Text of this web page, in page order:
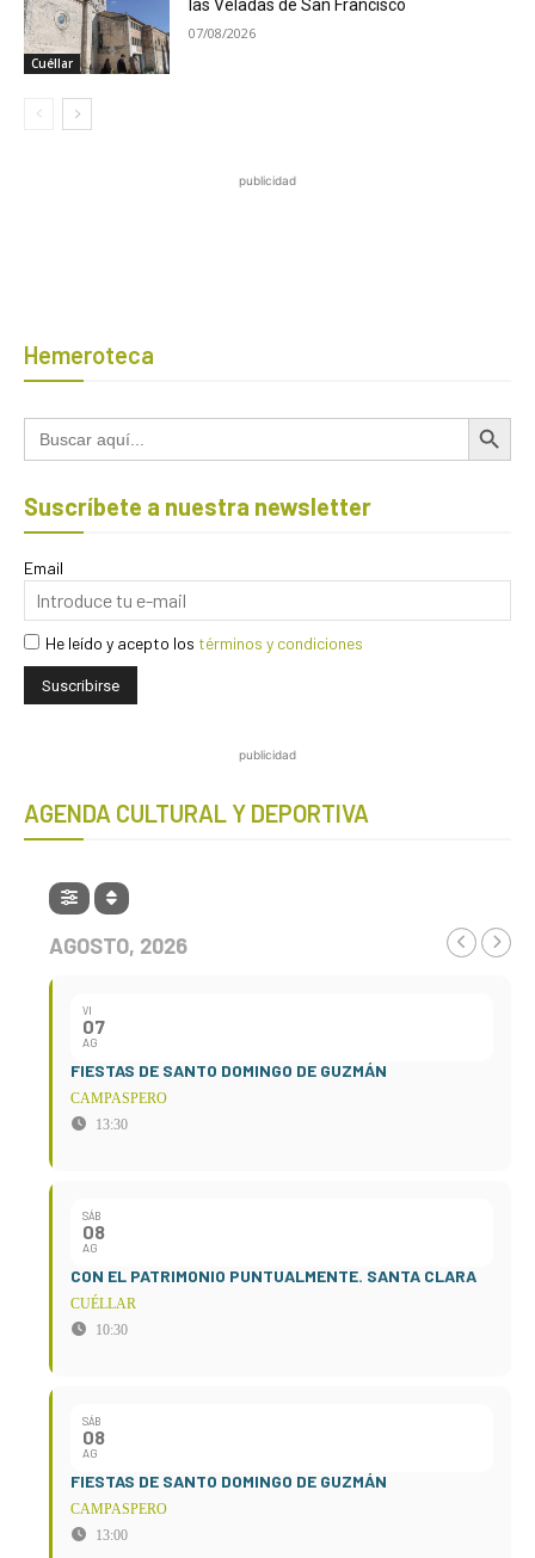
Cuéllar
las Veladas de San Francisco
07/08/2026
publicidad
Hemeroteca
Buscar: Botón de
Suscríbete a nuestra newsletter
Email
He leído y acepto los términos y condiciones
publicidad
AGENDA CULTURAL Y DEPORTIVA
AGOSTO, 2026
VI
07
AG
FIESTAS DE SANTO DOMINGO DE GUZMÁN
CAMPASPERO
13:30
SÁB
08
AG
CON EL PATRIMONIO PUNTUALMENTE. SANTA CLARA
CUÉLLAR
10:30
SÁB
08
AG
FIESTAS DE SANTO DOMINGO DE GUZMÁN
CAMPASPERO
13:00